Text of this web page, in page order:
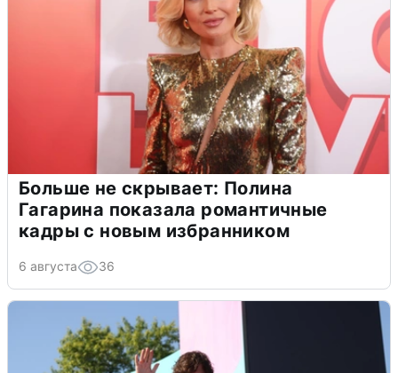
Больше не скрывает: Полина
Гагарина показала романтичные
кадры с новым избранником
6 августа 36